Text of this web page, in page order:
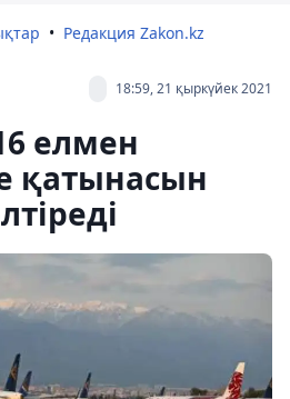
Редакция Zakon.kz
18:59, 21 қыркүйек 2021
елмен
қатынасын